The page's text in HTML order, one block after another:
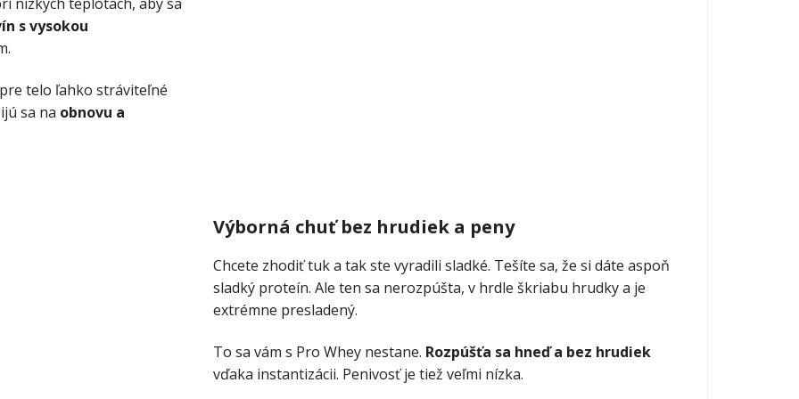
nízkych teplotách, aby sa
s vysokou
telo ľahko stráviteľné
sa na obnovu a
Výborná chuť bez hrudiek a peny
Chcete zhodiť tuk a tak ste vyradili sladké. Tešíte sa, že si dáte aspoň
sladký proteín. Ale ten sa nerozpúšta, v hrdle škriabu hrudky a je
extrémne presladený.
To sa vám s Pro Whey nestane. Rozpúšťa sa hneď a bez hrudiek
vďaka instantizácii. Penivosť je tiež veľmi nízka.